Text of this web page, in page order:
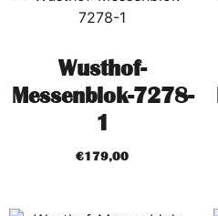
Wusthof-
Messenblok-7278-
1
€179,00